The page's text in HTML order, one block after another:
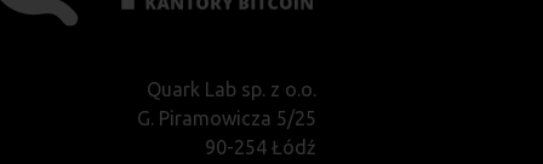
Quark Lab sp. z o.o.
G. Piramowicza 5/25
90-254 Łódź